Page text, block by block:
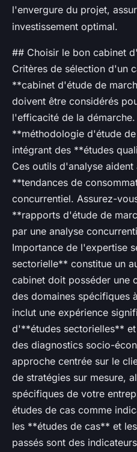
l'envergure du projet,
investissement optimal.
## Choisir le bon cabinet
Critères de sélection d'un
**cabinet d'étude de
doivent être considérés
l'efficacité de la
**méthodologie d'étude
intégrant des **études
Ces outils d'analyse
**tendances de
concurrentiel. Assurez-
**rapports d'étude de
par une analyse
Importance de l'expertise
sectorielle** constitue un
cabinet doit posséder une
des domaines spécifiques
inclut une expérience
d'**études sectorielles**
des diagnostics socio-
approche centrée sur le
de stratégies sur mesure,
spécifiques de votre
études de cas comme
les **études de cas** et
passés sont des